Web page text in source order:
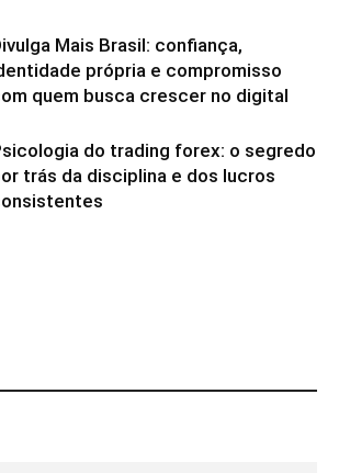
Mais Brasil: confiança,
própria e compromisso
quem busca crescer no digital
do trading forex: o segredo
trás da disciplina e dos lucros